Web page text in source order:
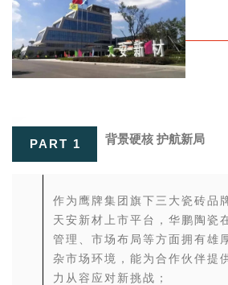
PART 1 背景硬核 护航新局
作为鹰牌集团旗下三大瓷砖品
天安新材上市平台，华鹏陶瓷
管理、市场布局等方面拥有雄
杂市场环境，能为合作伙伴提
力从容应对新挑战；